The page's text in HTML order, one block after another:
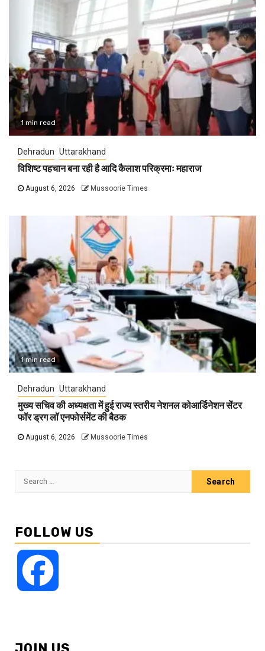
1 min read
Dehradun Uttarakhand
विशिष्ट पहचान बना रही है आदि कैलाश परिक्रमाः महाराज
August 6, 2026 Mussoorie Times
1 min read
Dehradun Uttarakhand
मुख्य सचिव की अध्यक्षता में हुई राज्य स्तरीय नेशनल कोआर्डिनेशन सेंटर
फॉर ड्रग लॉ एनफोर्समेंट की बैठक
August 6, 2026 Mussoorie Times
Search
FOLLOW US